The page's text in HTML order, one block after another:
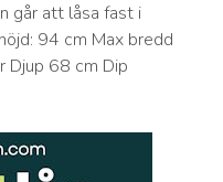
går att låsa fast i
94 cm Max bredd
Djup 68 cm Dip